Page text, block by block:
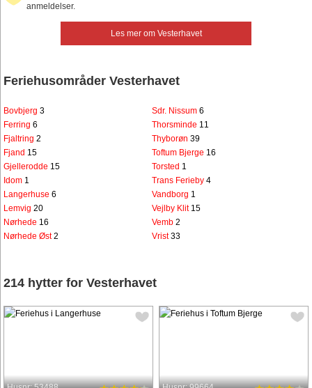
Les mer om Vesterhavet
anmeldelser.
Feriehusområder Vesterhavet
Bovbjerg 3
Ferring 6
Fjaltring 2
Fjand 15
Gjellerodde 15
Idom 1
Langerhuse 6
Lemvig 20
Nørhede 16
Nørhede Øst2
Sdr. Nissum 6
Thorsminde 11
Thyborøn 39
Toftum Bjerge 16
Torsted 1
Trans Ferieby 4
Vandborg 1
Vejlby Klit 15
Vemb 2
Vrist33
214 hytter for Vesterhavet